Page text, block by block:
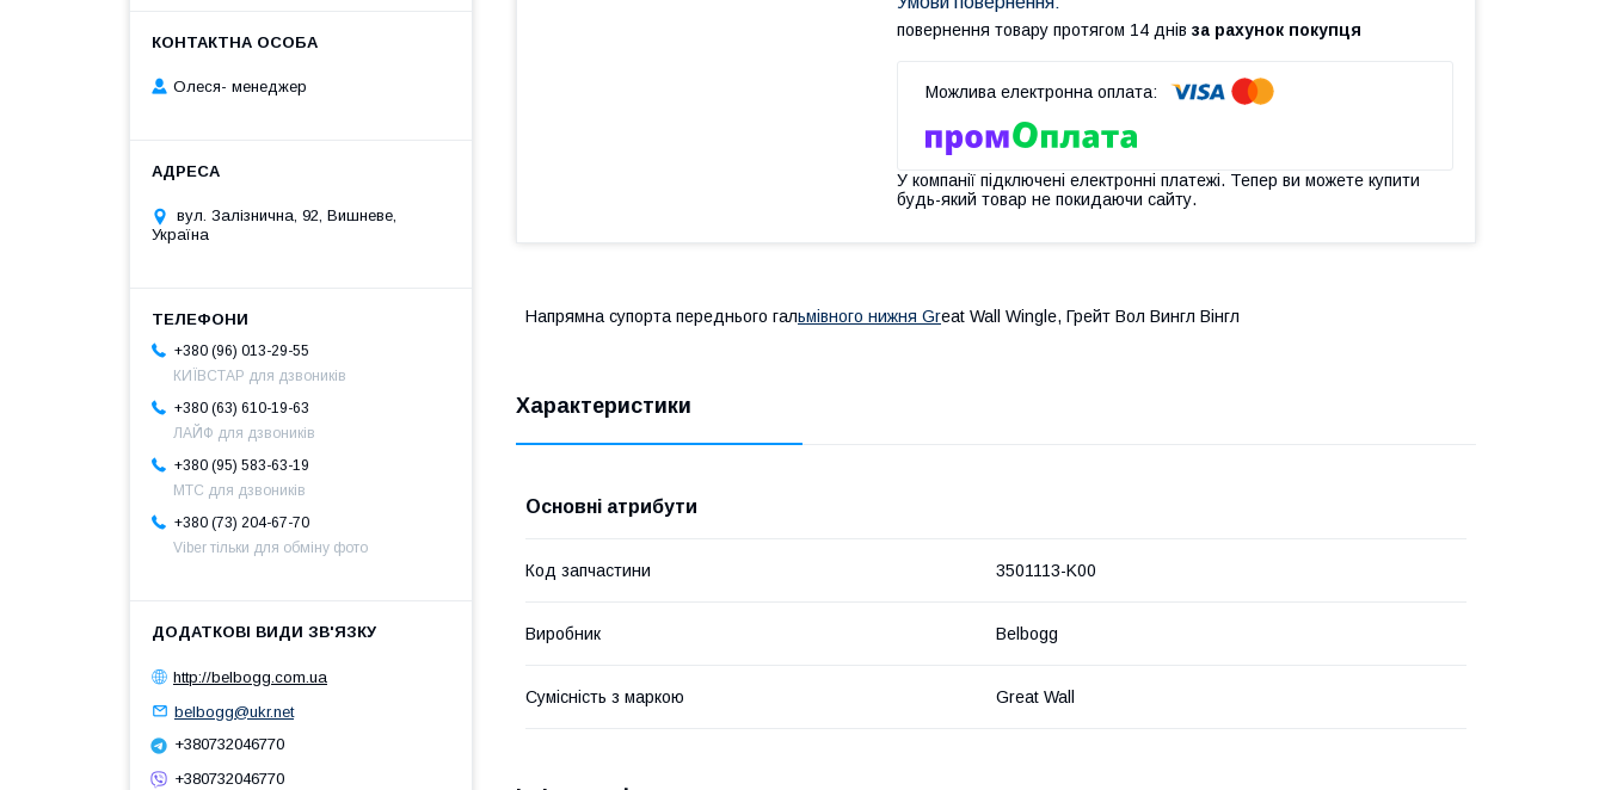
повернення товару протягом 14 днів за рахунок покупця
У компанії підключені електронні платежі. Тепер ви можете купити
будь-який товар не покидаючи сайту.
Напрямна супорта переднього гальмівного нижня Great Wall Wingle, Грейт Вол Вингл Вінгл
Характеристики
Основні атрибути
Код запчастини 3501113-K00
Виробник Belbogg
Сумісність з маркою Great Wall
Олеся- менеджер
вул. Залізнична, 92, Вишневе,
Україна
+380 (96) 013-29-55
КИЇВСТАР для дзвоників
+380 (63) 610-19-63
ЛАЙФ для дзвоників
+380 (95) 583-63-19
МТС для дзвоників
+380 (73) 204-67-70
Viber тільки для обміну фото
http://belbogg.com.ua
belbogg@ukr.net
+380732046770
+380732046770